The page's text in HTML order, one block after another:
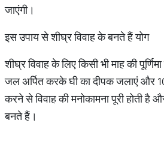
जाएंगी।
इस उपाय से शीघ्र विवाह के बनते हैं योग
शीघ्र विवाह के लिए किसी भी माह की
जल अर्पित करके घी का दीपक जलाएं और
करने से विवाह की मनोकामना पूरी होती है
बनते हैं।